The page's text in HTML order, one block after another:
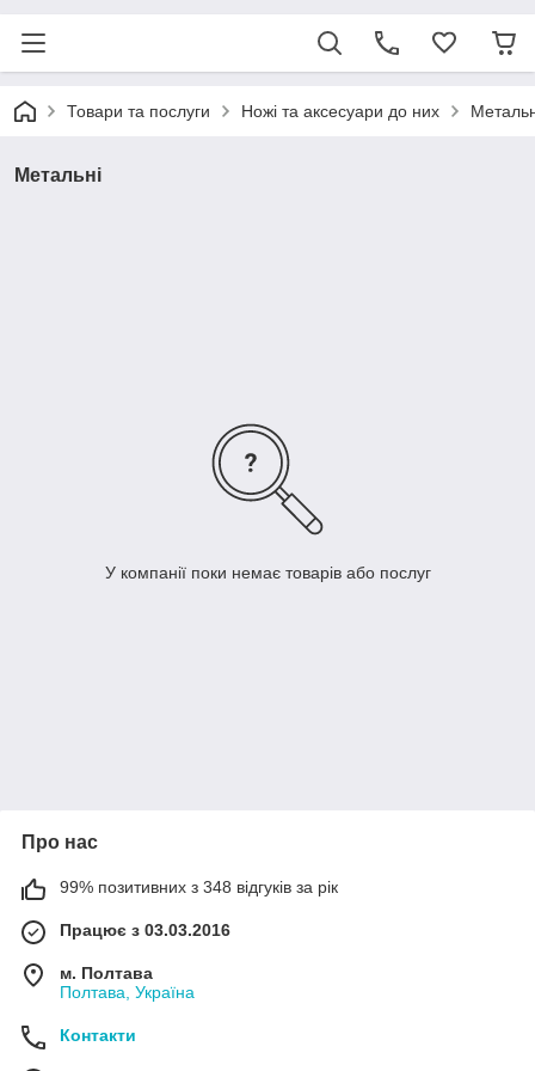
Товари та послуги Ножі та аксесуари до них
Метальні
У компанії поки немає товарів або послуг
Про нас
99% позитивних з 348 відгуків за рік
Працює з 03.03.2016
м. Полтава
Полтава, Україна
Контакти